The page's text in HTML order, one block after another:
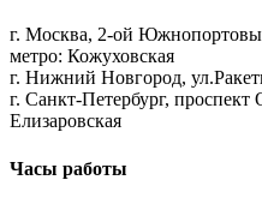
г. Москва, 2-ой
метро: Кожуховская
г. Нижний Новгород,
г. Санкт-Петербург,
Елизаровская
Часы работы